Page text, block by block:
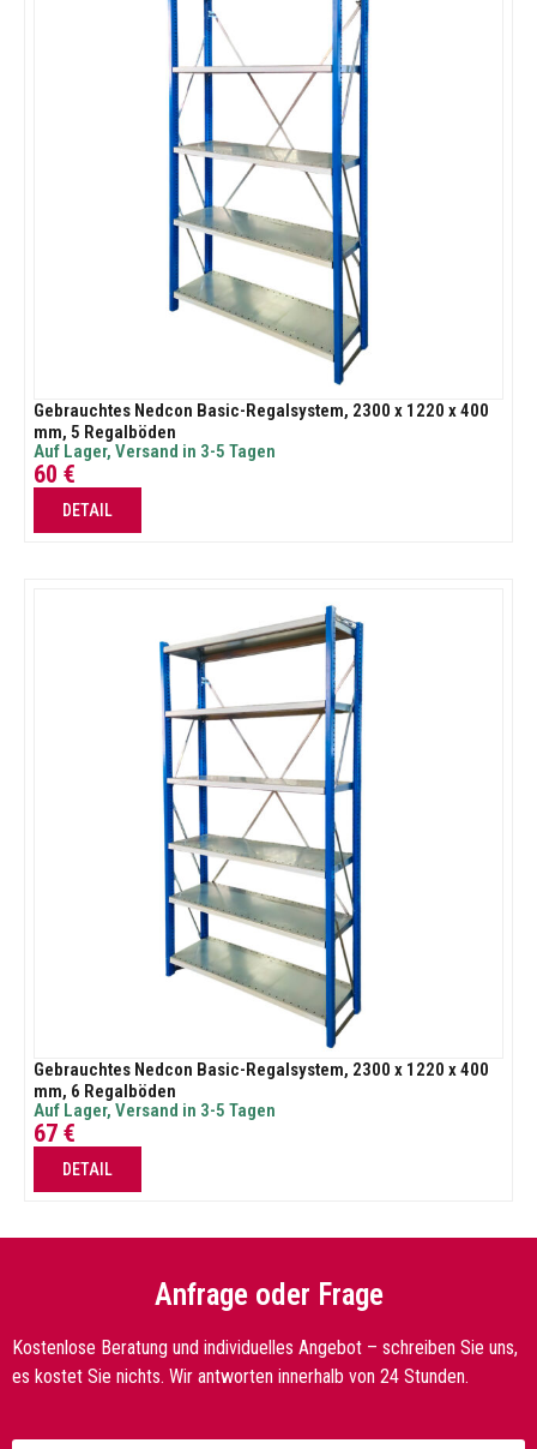
Gebrauchtes Nedcon Basic-Regalsystem, 2300 x 1220 x 400
mm, 5 Regalböden
Auf Lager, Versand in 3-5 Tagen
60 €
DETAIL
Gebrauchtes Nedcon Basic-Regalsystem, 2300 x 1220 x 400
mm, 6 Regalböden
Auf Lager, Versand in 3-5 Tagen
67 €
DETAIL
Anfrage oder Frage
Kostenlose Beratung und individuelles Angebot – schreiben Sie uns,
es kostet Sie nichts. Wir antworten innerhalb von 24 Stunden.